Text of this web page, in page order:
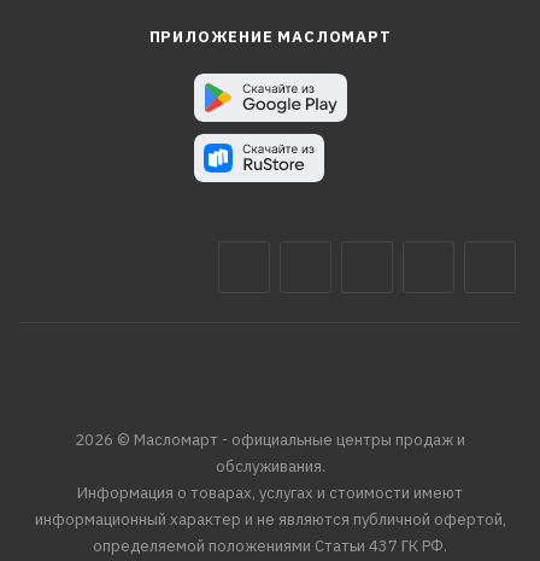
ПРИЛОЖЕНИЕ МАСЛОМАРТ
2026 © Масломарт - официальные центры продаж и
обслуживания.
Информация о товарах, услугах и стоимости имеют
информационный характер и не являются публичной офертой,
определяемой положениями Статьи 437 ГК РФ.